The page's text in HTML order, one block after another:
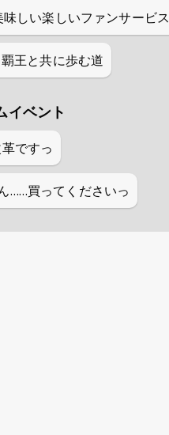
味しい楽しいファンサービス
覇王と共に歩む道
イベント
ですっ
……買ってくださいっ